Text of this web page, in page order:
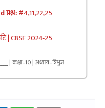
#4,11,22,25
| CBSE 2024‑25
| कक्षा–10 | अध्याय–त्रिभुज